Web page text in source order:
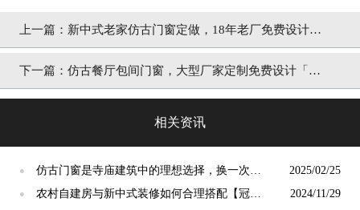
上一篇： 新中式老家仿古门窗定做，18年老厂免费设计心
仪款式「冠墅阳光」
下一篇： 仿古餐厅包间门窗，大型厂家定制免费设计「冠
相关资讯
●
仿古门窗是寺庙建筑中的理想选择，换一次用
终生【冠墅阳光】
2025/02/25
●
农村自建房与新中式装修如何合理搭配【冠墅
2024/11/29